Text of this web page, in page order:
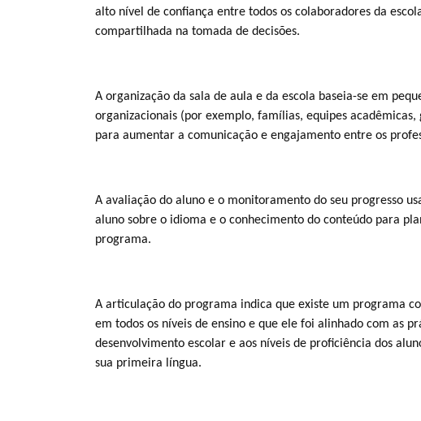
alto nível de confiança entre todos os colaboradores da
compartilhada na tomada de decisões.
A organização da sala de aula e da escola baseia-se em
organizacionais (por exemplo, famílias, equipes acadêmicas,
para aumentar a comunicação e engajamento entre os
A avaliação do aluno e o monitoramento do seu progresso
aluno sobre o idioma e o conhecimento do conteúdo para
programa.
A articulação do programa indica que existe um programa
em todos os níveis de ensino e que ele foi alinhado com as
desenvolvimento escolar e aos níveis de proficiência dos
sua primeira língua.